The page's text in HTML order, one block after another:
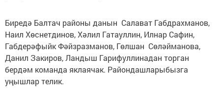
Биредә Балтач районы данын Салават Габдрахманов,
Наил Хөснетдинов, Хәлил Гатауллин, Илнар Сафин,
Габдерәфыйк Фәйзразманов, Гөлшан Сөләйманова,
Данил Закиров, Ландыш Гарифуллинадан торган
бердәм команда яклаячак. Райондашларыбызга
уңышлар телик.